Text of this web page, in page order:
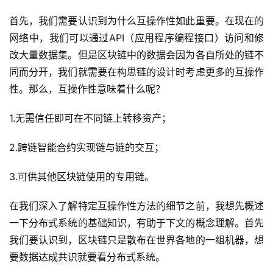
首先，我们需要认识到为什么互操作性如此重要。在现在的
网络中，我们可以通过API（应用程序编程接口）访问和修
改大量数据集。但是区块链中的数据会因为各自所处的链不
同而分开，我们就需要在构思链的设计时考虑更多的互操作
性。那么，互操作性意味着什么呢？
1.无需信任即可在不同链上转移资产；
2.跨链智能合约实现链与链的交互；
3.可供其他区块链使用的专用链。
在我们深入了解特定互操作性方法的细节之前，我想先概述
一下分布式系统的基础知识，有助于下文的概念理解。首先
我们要认识到，区块链只是散布在世界各地的一组机器，想
要数据达成共识就要看分布式系统。